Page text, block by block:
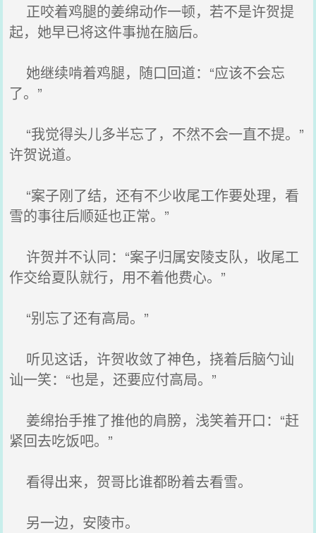
正咬着鸡腿的姜绵动作一顿，若不是许贺提
起，她早已将这件事抛在脑后。
她继续啃着鸡腿，随口回道：“应该不会忘
了。”
“我觉得头儿多半忘了，不然不会一直不提。”
许贺说道。
“案子刚了结，还有不少收尾工作要处理，看
雪的事往后顺延也正常。”
许贺并不认同：“案子归属安陵支队，收尾工
作交给夏队就行，用不着他费心。”
“别忘了还有高局。”
听见这话，许贺收敛了神色，挠着后脑勺讪
讪一笑：“也是，还要应付高局。”
姜绵抬手推了推他的肩膀，浅笑着开口：“赶
紧回去吃饭吧。”
看得出来，贺哥比谁都盼着去看雪。
另一边，安陵市。